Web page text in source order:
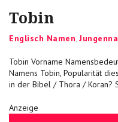
Tobin
Categories
Englisch Namen,
Tobin Vorname
Namens Tobin, Popularität
in der Bibel / Thora / Koran?
Anzeige